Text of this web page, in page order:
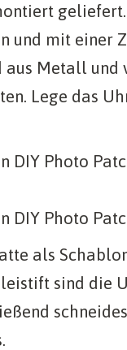
und mit einer
aus Metall und
Lege das
als
sind die